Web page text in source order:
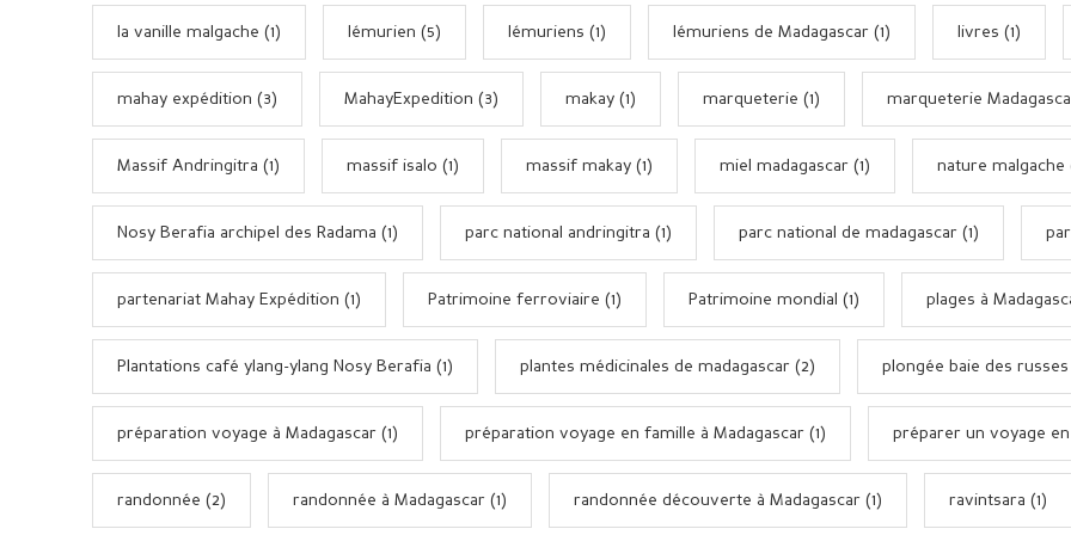
la vanille malgache (1) lémurien (5) lémuriens (1) lémuriens de Madagascar (1) livres (1)
mahay expédition (3) MahayExpedition (3) makay (1) marqueterie (1) marqueterie
Massif Andringitra (1) massif isalo (1) massif makay (1) miel madagascar (1) nature malgache
Nosy Berafia archipel des Radama (1) parc national andringitra (1) parc national de madagascar (1)
partenariat Mahay Expédition (1) Patrimoine ferroviaire (1) Patrimoine mondial (1) plages à
Plantations café ylang-ylang Nosy Berafia (1) plantes médicinales de madagascar (2) plongée baie des russes
préparation voyage à Madagascar (1) préparation voyage en famille à Madagascar (1) préparer un voyage en
randonnée (2) randonnée à Madagascar (1) randonnée découverte à Madagascar (1) ravintsara (1)